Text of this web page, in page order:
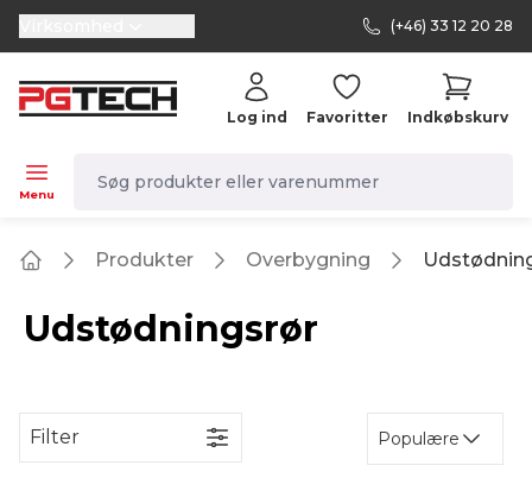
selector.vat
(+46) 33 12 20 28
Menu
Log ind Favoritter Indkøbskurv
Produkter Overbygning
Udstødningsrør
Filter Populære